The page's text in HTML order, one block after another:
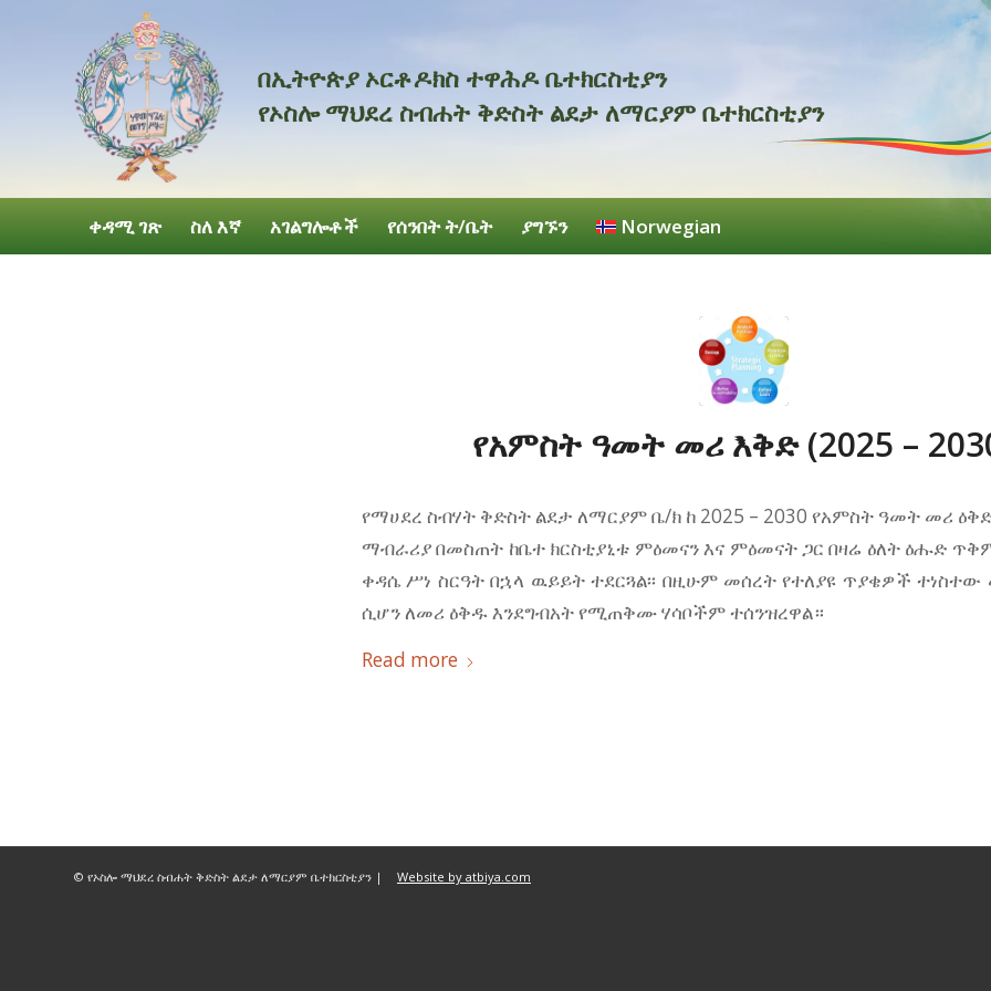
በኢትዮጵያ ኦርቶዶክስ ተዋሕዶ ቤተክርስቲያን
የኦስሎ ማህደረ ስብሐት ቅድስት ልደታ ለማርያም ቤተክርስቲያን
ቀዳሚ ገጽ ስለ እኛ አገልግሎቶች የሰንበት ት/ቤት ያግኙን Norwegian
የአምስት ዓመት መሪ እቅድ (2025 –
የማሀደረ ስብሃት ቅድስት ልደታ ለማርያም ቤ/ክ ከ 2025 – 2030 የአምስት ዓመት መሪ
ማብራሪያ በመስጠት ከቤተ ክርስቲያኒቱ ምዕመናን እና ምዕመናት ጋር በዛሬ ዕለት ዕሑድ
ቀዳሴ ሥነ ስርዓት በኋላ ዉይይት ተደርጓል፡፡ በዚሁም መሰረት የተለያዩ ጥያቄዎች
ሲሆን ለመሪ ዕቅዱ እንደግብአት የሚጠቅሙ ሃሳቦችም ተሰንዝረዋል።
Read more
© የኦስሎ ማህደረ ስብሐት ቅድስት ልደታ ለማርያም ቤተክርስቲያን | Website by atbiya.com